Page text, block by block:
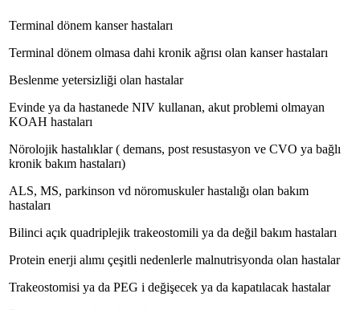
Terminal dönem kanser hastaları
Terminal dönem olmasa dahi kronik ağrısı olan kanser hastaları
Beslenme yetersizliği olan hastalar
Evinde ya da hastanede NIV kullanan, akut problemi olmayan
KOAH hastaları
Nörolojik hastalıklar ( demans, post resustasyon ve CVO ya bağlı
kronik bakım hastaları)
ALS, MS, parkinson vd nöromuskuler hastalığı olan bakım
hastaları
Bilinci açık quadriplejik trakeostomili ya da değil bakım hastaları
Protein enerji alımı çeşitli nedenlerle malnutrisyonda olan hastalar
Trakeostomisi ya da PEG i değişecek ya da kapatılacak hastalar